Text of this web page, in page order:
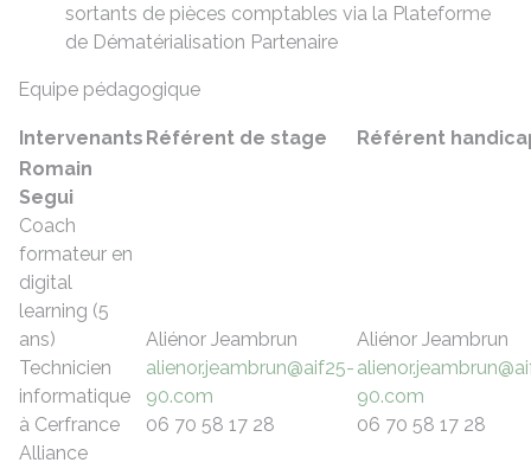
sortants de pièces comptables via la Plateforme
de Dématérialisation Partenaire
Equipe pédagogique
Intervenants Référent de stage
Référent
Romain
Segui
Coach
formateur en
digital
learning (5
ans)
Technicien
informatique
à Cerfrance
Alliance
Aliénor Jeambrun
alienor.jeambrun@aif25-
90.com
06 70 58 17 28
Aliénor Jeambrun
90.com
06 70 58 17 28